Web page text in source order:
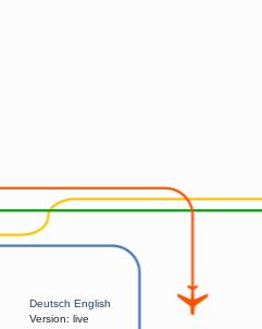
Deutsch English
Version: live